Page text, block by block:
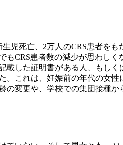
児死亡、2万人のCRS患者を
CRS患者数の減少が思わし
した証明書がある人、もし
これは、妊娠前の年代の女
変更や、学校での集団接種